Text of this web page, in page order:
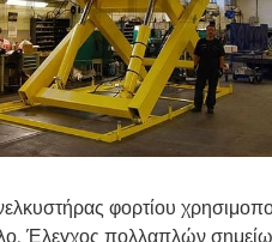
φορτίου
Έλεγχος πολλαπλών